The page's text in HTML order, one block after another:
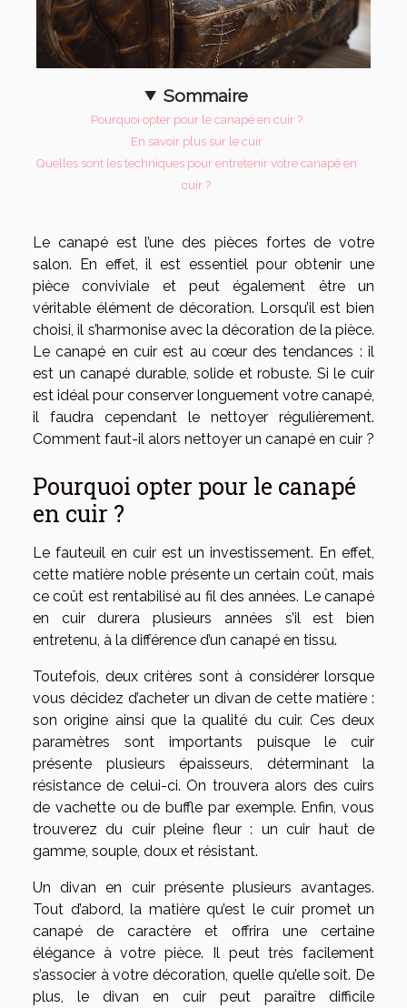
Sommaire
Pourquoi opter pour le canapé en cuir ?
En savoir plus sur le cuir
Quelles sont les techniques pour entretenir votre canapé en
cuir ?
Le canapé est l’une des pièces fortes de votre
salon. En effet, il est essentiel pour obtenir une
pièce conviviale et peut également être un
véritable élément de décoration. Lorsqu’il est bien
choisi, il s’harmonise avec la décoration de la pièce.
Le canapé en cuir est au cœur des tendances : il
est un canapé durable, solide et robuste. Si le cuir
est idéal pour conserver longuement votre canapé,
il faudra cependant le nettoyer régulièrement.
Comment faut-il alors nettoyer un canapé en cuir ?
Pourquoi opter pour le canapé
en cuir ?
Le fauteuil en cuir est un investissement. En effet,
cette matière noble présente un certain coût, mais
ce coût est rentabilisé au fil des années. Le canapé
en cuir durera plusieurs années s’il est bien
entretenu, à la différence d’un canapé en tissu.
Toutefois, deux critères sont à considérer lorsque
vous décidez d’acheter un divan de cette matière :
son origine ainsi que la qualité du cuir. Ces deux
paramètres sont importants puisque le cuir
présente plusieurs épaisseurs, déterminant la
résistance de celui-ci. On trouvera alors des cuirs
de vachette ou de buffle par exemple. Enfin, vous
trouverez du cuir pleine fleur : un cuir haut de
gamme, souple, doux et résistant.
Un divan en cuir présente plusieurs avantages.
Tout d’abord, la matière qu’est le cuir promet un
canapé de caractère et offrira une certaine
élégance à votre pièce. Il peut très facilement
s’associer à votre décoration, quelle qu’elle soit. De
plus, le divan en cuir peut paraître difficile